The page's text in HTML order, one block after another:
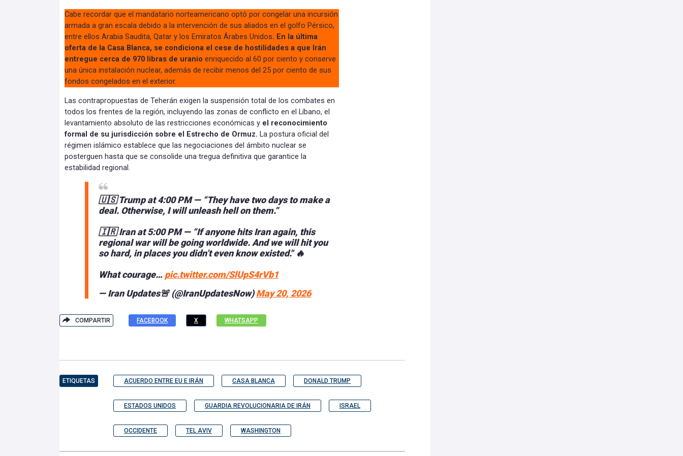
Cabe recordar que el mandatario norteamericano optó por congelar una incursión
armada a gran escala debido a la intervención de sus aliados en el golfo Pérsico,
entre ellos Arabia Saudita, Qatar y los Emiratos Árabes Unidos. En la última
oferta de la Casa Blanca, se condiciona el cese de hostilidades a que Irán
entregue cerca de 970 libras de uranio enriquecido al 60 por ciento y conserve
una única instalación nuclear, además de recibir menos del 25 por ciento de sus
fondos congelados en el exterior.
Las contrapropuestas de Teherán exigen la suspensión total de los combates en
todos los frentes de la región, incluyendo las zonas de conflicto en el Líbano, el
levantamiento absoluto de las restricciones económicas y el reconocimiento
formal de su jurisdicción sobre el Estrecho de Ormuz. La postura oficial del
régimen islámico establece que las negociaciones del ámbito nuclear se
posterguen hasta que se consolide una tregua definitiva que garantice la
estabilidad regional.
🇺🇸 Trump at 4:00 PM — “They have two days to make a
deal. Otherwise, I will unleash hell on them.”
🇮🇷 Iran at 5:00 PM — “If anyone hits Iran again, this
regional war will be going worldwide. And we will hit you
so hard, in places you didn’t even know existed." 🔥
What courage… pic.twitter.com/SlUpS4rVb1
— Iran Updates🚨 (@IranUpdatesNow)May 20, 2026
COMPARTIR FACEBOOK X WHATSAPP
ETIQUETAS ACUERDO ENTRE EU E IRÁN CASA BLANCA DONALD TRUMP
ESTADOS UNIDOS GUARDIA REVOLUCIONARIA DE IRÁN ISRAEL
OCCIDENTE TEL AVIV WASHINGTON